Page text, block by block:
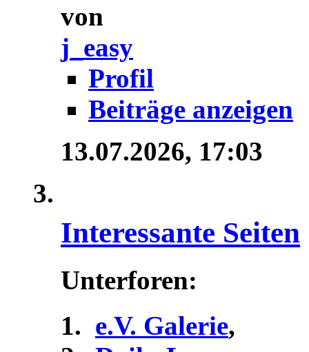
von
j_easy
Profil
Beiträge anzeigen
13.07.2026, 17:03
Interessante Seiten
Unterforen:
e.V. Galerie,